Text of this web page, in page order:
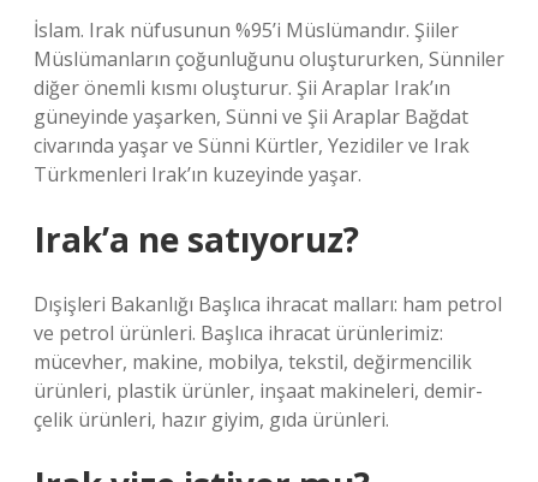
İslam. Irak nüfusunun %95’i Müslümandır. Şiiler
Müslümanların çoğunluğunu oluştururken, Sünniler
diğer önemli kısmı oluşturur. Şii Araplar Irak’ın
güneyinde yaşarken, Sünni ve Şii Araplar Bağdat
civarında yaşar ve Sünni Kürtler, Yezidiler ve Irak
Türkmenleri Irak’ın kuzeyinde yaşar.
Irak’a ne satıyoruz?
Dışişleri Bakanlığı Başlıca ihracat malları: ham petrol
ve petrol ürünleri. Başlıca ihracat ürünlerimiz:
mücevher, makine, mobilya, tekstil, değirmencilik
ürünleri, plastik ürünler, inşaat makineleri, demir-
çelik ürünleri, hazır giyim, gıda ürünleri.